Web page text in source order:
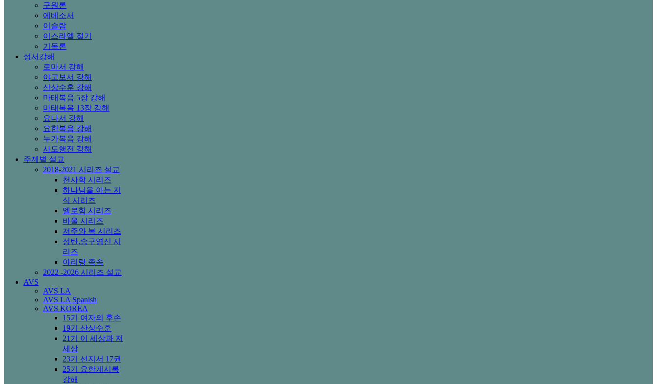
구원론
에베소서
이슬람
이스라엘 절기
기독론
성서강해
로마서 강해
야고보서 강해
산상수훈 강해
마태복음 5장 강해
마태복음 13장 강해
요나서 강해
요한복음 강해
누가복음 강해
사도행전 강해
주제별 설교
2018-2021 시리즈 설교
천사학 시리즈
하나님을 아는 지
식 시리즈
엘로힘 시리즈
바울 시리즈
저주와 복 시리즈
성탄,송구영신 시
리즈
아리랑 족속
2022 -2026 시리즈 설교
AVS
AVS LA
AVS LA Spanish
AVS KOREA
15기 여자의 후손
19기 산상수훈
21기 이 세상과 저
세상
23기 선지서 17권
25기 요한계시록
강해